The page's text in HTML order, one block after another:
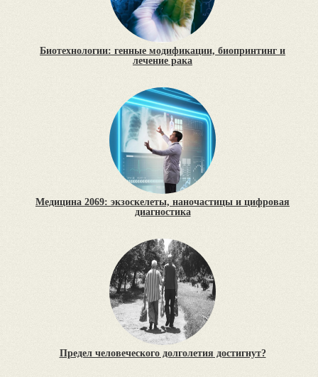
Биотехнологии: генные модификации, биопринтинг и
лечение рака
Медицина 2069: экзоскелеты, наночастицы и цифровая
диагностика
Предел человеческого долголетия достигнут?